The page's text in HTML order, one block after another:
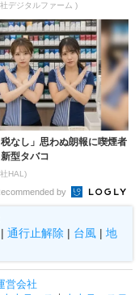
デジタルファーム )
税なし」思わぬ朗報に喫煙者
型タバコ
HAL)
by
| 通行止解除 | 台風 | 地
営会社